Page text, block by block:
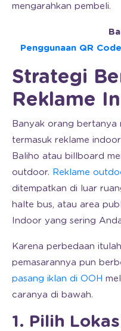
mengarahkan pembeli.
Penggunaan QR
Strategi
Reklame
Banyak orang bertanya
termasuk reklame
Baliho atau billboard
outdoor. Reklame
ditempatkan di luar
halte bus, atau area
Indoor yang sering
Karena perbedaan
pemasarannya pun
pasang iklan di OOH
caranya di bawah.
1. Pilih